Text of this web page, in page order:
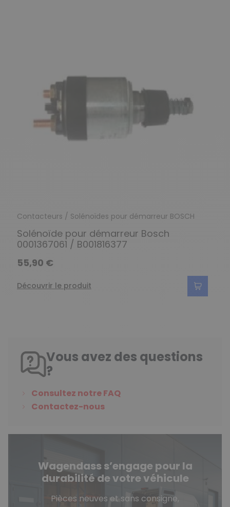
Contacteurs / Solénoïdes pour démarreur BOSCH
Solénoïde pour démarreur Bosch
0001367061 / B001816377
55,90 €
Découvrir le produit
Vous avez des questions
?
Consultez notre FAQ
Contactez-nous
Wagendass s’engage pour la
durabilité de votre véhicule
Pièces neuves et sans consigne,